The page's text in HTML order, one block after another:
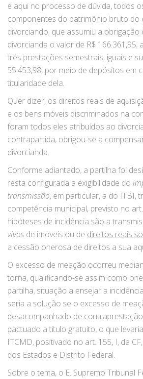
e aqui no processo de dúvida, todos
componentes do patrimônio bruto do
divorciando, que assumiu a obrigação
divorcianda o valor de R$ 166.361,95,
três prestações semestrais, iguais e
55.453,98, por meio de depósitos em
titularidade dela.
Quer dizer, os direitos reais de
e os bens móveis discriminados na
foram todos eles atribuídos ao
contrapartida, obrigou-se a
divorcianda.
Conforme adiantado, a partilha foi
resta configurada a exigibilidade do
transmissão, em particular, a do ITBI,
competência municipal, previsto no
hipóteses de incidência são a
vivos de imóveis ou de direitos reais
a cessão onerosa de direitos a sua
O excesso de meação ocorreu
torna, qualificando-se assim como
partilha, situação a ensejar a
seria a solução se o excesso de
desacompanhado de
pactuado a título gratuito, o que
ITCMD, positivado no art. 155, I, da
dos Estados e Distrito Federal.
Sobre o tema, o E. Supremo Tribunal